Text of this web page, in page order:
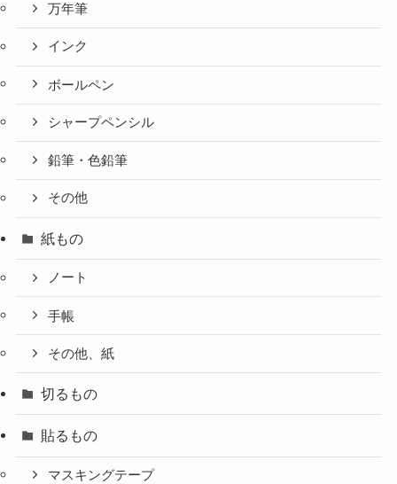
万年筆
インク
ボールペン
シャープペンシル
鉛筆・色鉛筆
その他
紙もの
ノート
手帳
その他、紙
切るもの
貼るもの
マスキングテープ